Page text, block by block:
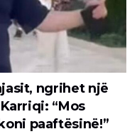
ngrihet një
“Mos
paaftësinë!”